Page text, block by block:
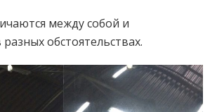
между собой и
обстоятельствах.